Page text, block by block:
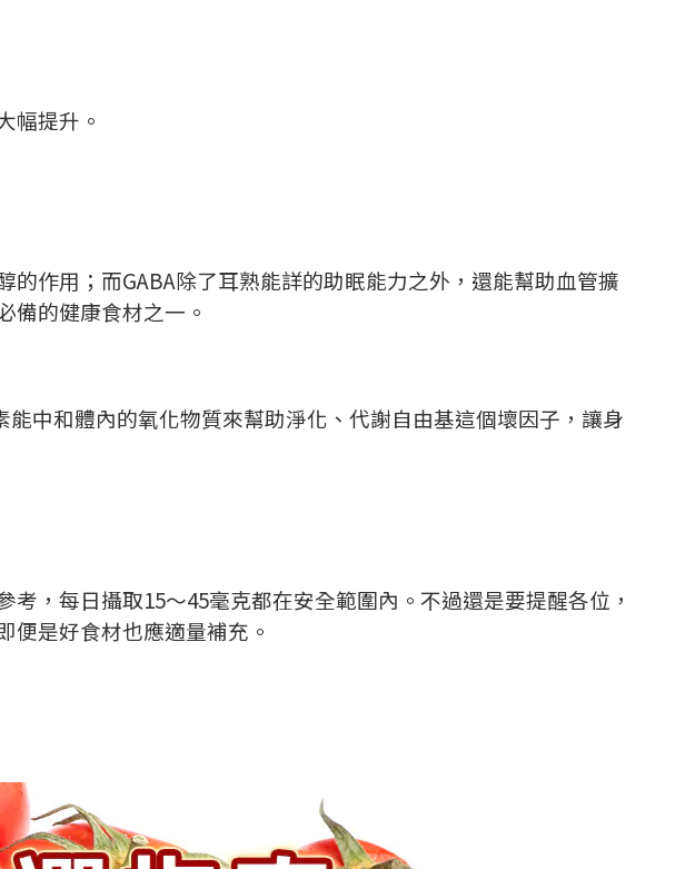
幅提升。
的作用；而GABA除了耳熟能詳的助眠能力之外，還能幫助血管擴
備的健康食材之一。
中和體內的氧化物質來幫助淨化、代謝自由基這個壞因子，讓身
考，每日攝取15～45毫克都在安全範圍內。不過還是要提醒各位，
便是好食材也應適量補充。